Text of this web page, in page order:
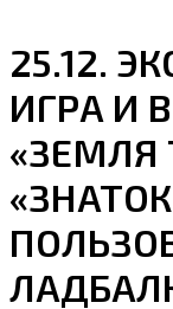
25.12.
ИГРА И
«ЗЕМЛЯ